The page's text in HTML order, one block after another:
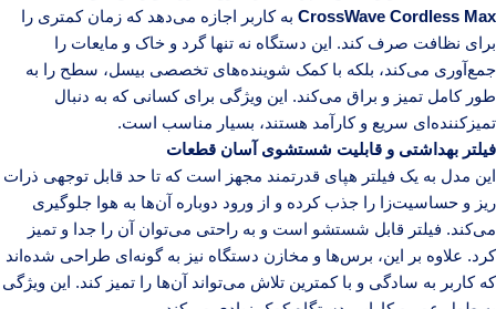
CrossWave Cordless Max به کاربر اجازه می‌دهد که زمان کمتری را
برای نظافت صرف کند. این دستگاه نه تنها گرد و خاک و مایعات را
جمع‌آوری می‌کند، بلکه با کمک شوینده‌های تخصصی بیسل، سطح را به
طور کامل تمیز و براق می‌کند. این ویژگی برای کسانی که به دنبال
تمیزکننده‌ای سریع و کارآمد هستند، بسیار مناسب است.
فیلتر بهداشتی و قابلیت شستشوی آسان قطعات
این مدل به یک فیلتر هپای قدرتمند مجهز است که تا حد قابل توجهی ذرات
ریز و حساسیت‌زا را جذب کرده و از ورود دوباره آن‌ها به هوا جلوگیری
می‌کند. فیلتر قابل شستشو است و به راحتی می‌توان آن را جدا و تمیز
کرد. علاوه بر این، برس‌ها و مخازن دستگاه نیز به گونه‌ای طراحی شده‌اند
که کاربر به سادگی و با کمترین تلاش می‌تواند آن‌ها را تمیز کند. این ویژگی